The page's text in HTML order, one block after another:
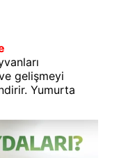
gelişmeyi
Yumurta